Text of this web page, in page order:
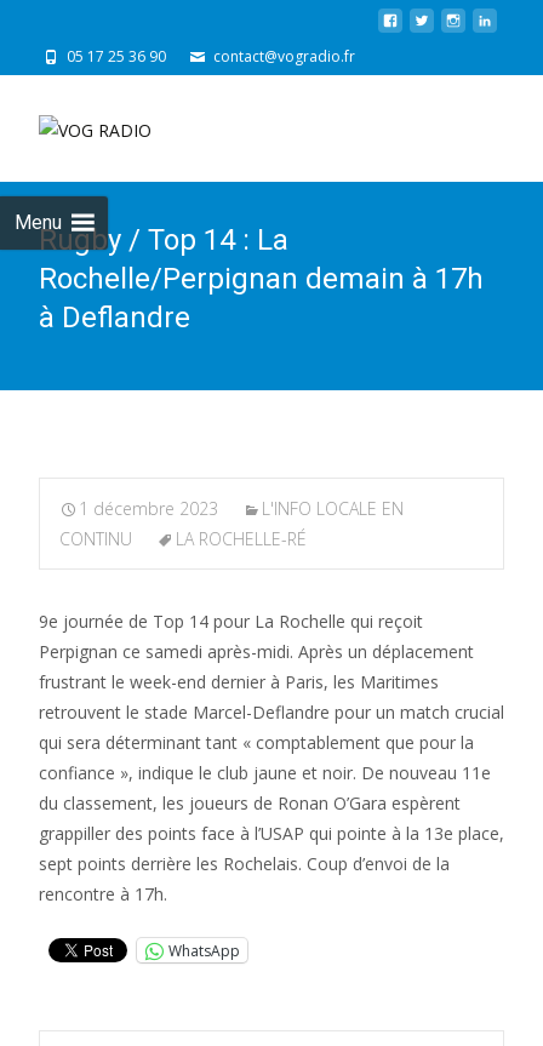
05 17 25 36 90 contact@vogradio.fr
Menu
Rugby / Top 14 : La
Rochelle/Perpignan demain à 17h
à Deflandre
1 décembre 2023
L'INFO LOCALE EN
CONTINU
LA ROCHELLE-RÉ
9e journée de Top 14 pour La Rochelle qui reçoit
Perpignan ce samedi après-midi. Après un déplacement
frustrant le week-end dernier à Paris, les Maritimes
retrouvent le stade Marcel-Deflandre pour un match crucial
qui sera déterminant tant « comptablement que pour la
confiance », indique le club jaune et noir. De nouveau 11e
du classement, les joueurs de Ronan O’Gara espèrent
grappiller des points face à l’USAP qui pointe à la 13e place,
sept points derrière les Rochelais. Coup d’envoi de la
rencontre à 17h.
WhatsApp